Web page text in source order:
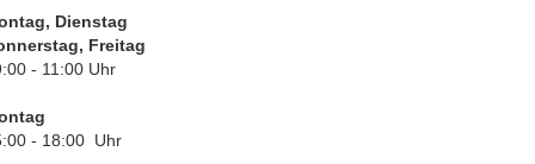
Dienstag
Freitag
- 11:00 Uhr
- 18:00 Uhr